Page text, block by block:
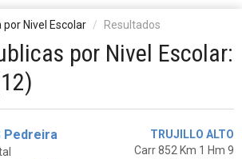
por Nivel Escolar Resultados
por Nivel Escolar:
Pedreira
TRUJILLO ALTO
Carr 852 Km 1 Hm 9